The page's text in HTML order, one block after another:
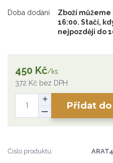
Doba dodání
Zboží můžeme
16:00. Stačí,
nejpozději do
450 Kč/ks
372 Kč bez DPH
Přidat
Číslo produktu: